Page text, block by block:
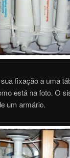
fixação a uma
está na foto. O
um armário.